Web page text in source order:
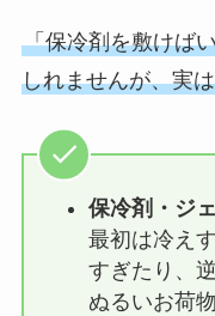
「保冷剤を敷けば
しれませんが、実
保冷剤・ジ
最初は冷え
すぎたり、
ぬるいお荷